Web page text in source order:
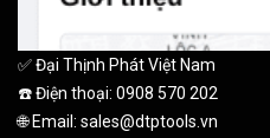
✅ Đại Thịnh Phát Việt Nam
☎️ Điện thoại: 0908 570 202
🌐 Email: sales@dtptools.vn